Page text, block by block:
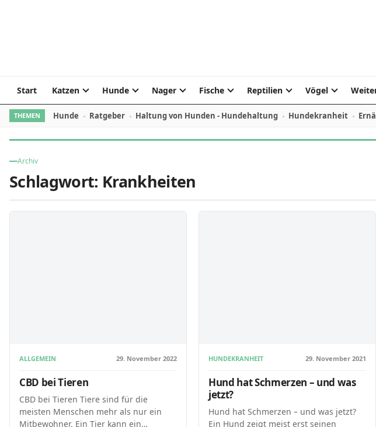
Start Katzen Hunde Nager Fische Reptilien Vögel
THEMEN Hunde Ratgeber Haltung von Hunden - Hundehaltung Hundekranheit
Archiv
Schlagwort: Krankheiten
ALLGEMEIN 29. November 2022
CBD bei Tieren
CBD bei Tieren Tiere sind für die
meisten Menschen mehr als nur ein
Mitbewohner. Ein Tier kann ein…
HUNDEKRANHEIT 29. November 2021
Hund hat Schmerzen – und was
jetzt?
Hund hat Schmerzen – und was jetzt?
Ein Hund zeigt meist erst seinen